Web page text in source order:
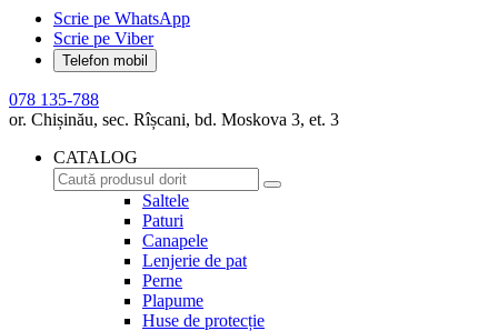
Scrie pe WhatsApp
Scrie pe Viber
Telefon mobil
078 135-788
or. Chișinău, sec. Rîșcani, bd. Moskova 3, et. 3
CATALOG
Saltele
Paturi
Canapele
Lenjerie de pat
Perne
Plapume
Huse de protecție